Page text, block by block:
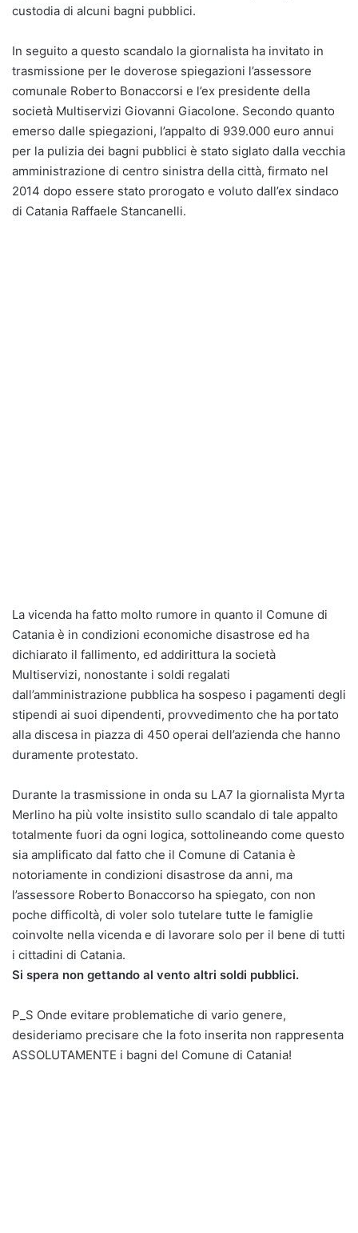
custodia di alcuni bagni pubblici.
In seguito a questo scandalo la giornalista ha invitato in
trasmissione per le doverose spiegazioni l’assessore
comunale Roberto Bonaccorsi e l’ex presidente della
società Multiservizi Giovanni Giacolone. Secondo quanto
emerso dalle spiegazioni, l’appalto di 939.000 euro annui
per la pulizia dei bagni pubblici è stato siglato dalla vecchia
amministrazione di centro sinistra della città, firmato nel
2014 dopo essere stato prorogato e voluto dall’ex sindaco
di Catania Raffaele Stancanelli.
La vicenda ha fatto molto rumore in quanto il Comune di
Catania è in condizioni economiche disastrose ed ha
dichiarato il fallimento, ed addirittura la società
Multiservizi, nonostante i soldi regalati
dall’amministrazione pubblica ha sospeso i pagamenti degli
stipendi ai suoi dipendenti, provvedimento che ha portato
alla discesa in piazza di 450 operai dell’azienda che hanno
duramente protestato.
Durante la trasmissione in onda su LA7 la giornalista Myrta
Merlino ha più volte insistito sullo scandalo di tale appalto
totalmente fuori da ogni logica, sottolineando come questo
sia amplificato dal fatto che il Comune di Catania è
notoriamente in condizioni disastrose da anni, ma
l’assessore Roberto Bonaccorso ha spiegato, con non
poche difficoltà, di voler solo tutelare tutte le famiglie
coinvolte nella vicenda e di lavorare solo per il bene di tutti
i cittadini di Catania.
Si spera non gettando al vento altri soldi pubblici.
P_S Onde evitare problematiche di vario genere,
desideriamo precisare che la foto inserita non rappresenta
ASSOLUTAMENTE i bagni del Comune di Catania!